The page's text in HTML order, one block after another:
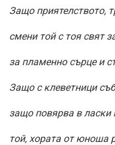
Защо приятелството,
смени той с тоя свят
за пламенно сърце и
Защо с клеветници
защо повярва в
той, хората от юноша